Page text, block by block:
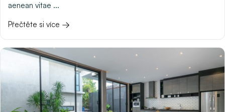
aenean vitae ...
Přečtěte si více